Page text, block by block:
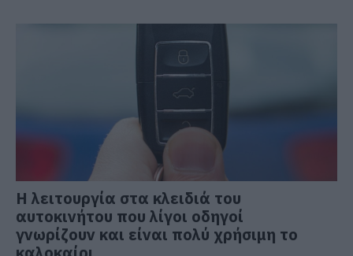
Η λειτουργία στα κλειδιά του
αυτοκινήτου που λίγοι οδηγοί
γνωρίζουν και είναι πολύ χρήσιμη το